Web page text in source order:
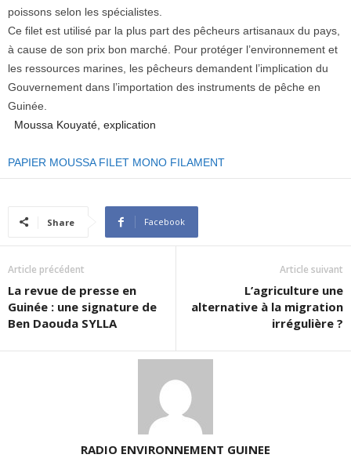
poissons selon les spécialistes.
Ce filet est utilisé par la plus part des pêcheurs artisanaux du pays,
à cause de son prix bon marché. Pour protéger l’environnement et
les ressources marines, les pêcheurs demandent l’implication du
Gouvernement dans l’importation des instruments de pêche en
Guinée.
Moussa Kouyaté, explication
PAPIER MOUSSA FILET MONO FILAMENT
Share Facebook
Article précédent
La revue de presse en
Guinée : une signature de
Ben Daouda SYLLA
Article suivant
L’agriculture une
alternative à la migration
irrégulière ?
RADIO ENVIRONNEMENT GUINEE